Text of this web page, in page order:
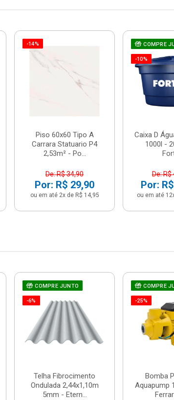
-14%
Piso 60x60 Tipo A
Carrara Statuario P4
2,53m² - Po...
De: R$ 34,90
Por: R$ 29,90
ou em até 2x de R$ 14,95
COMPRE
-10%
Caixa D
1000l -
De: R$
Por:
ou em até
COMPRE JUNTO
-6%
Telha Fibrocimento
Ondulada 2,44x1,10m
5mm - Etern...
COMPRE
-25%
Bomba
Aquapump